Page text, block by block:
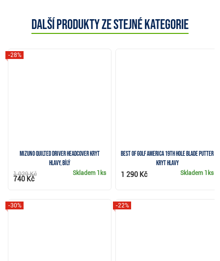
Další produkty ze stejné kategorie
Mizuno Quilted Driver Headcover kryt
hlavy, bílý
-28%
Skladem 1ks
1 029 Kč
740 Kč
Best of Golf America 19th Hole blade putter
kryt hlavy
Skladem 1ks
1 290 Kč
-30% -22%